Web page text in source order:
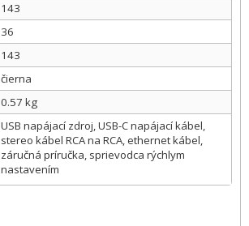
143
36
143
čierna
0.57 kg
USB napájací zdroj, USB-C napájací kábel,
stereo kábel RCA na RCA, ethernet kábel,
záručná príručka, sprievodca rýchlym
nastavením